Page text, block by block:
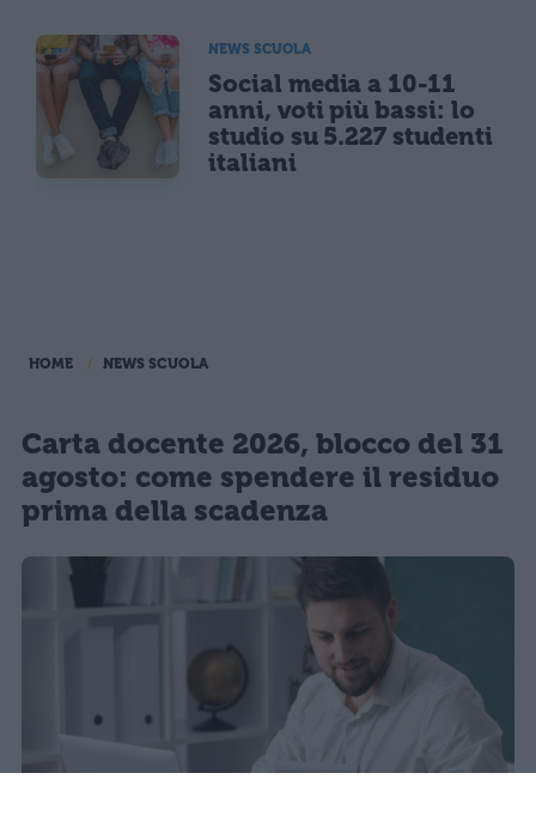
NEWS SCUOLA
Social media a 10-11
anni, voti più bassi: lo
studio su 5.227 studenti
italiani
HOME NEWS SCUOLA
Carta docente 2026, blocco del 31
agosto: come spendere il residuo
prima della scadenza